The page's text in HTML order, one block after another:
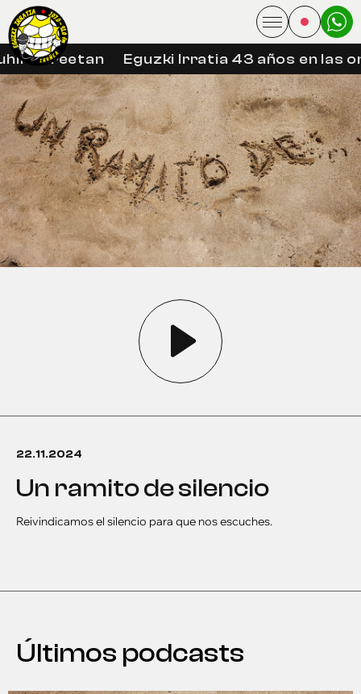
libreetan Eguzki Irratia 43 años en las
22.11.2024
un ramito de silencio
Reivindicamos el silencio para que nos escuches.
Últimos podcasts